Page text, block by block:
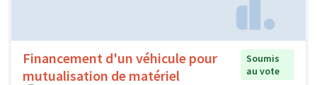
Financement d'un véhicule pour
mutualisation de matériel
Soumis
au vote